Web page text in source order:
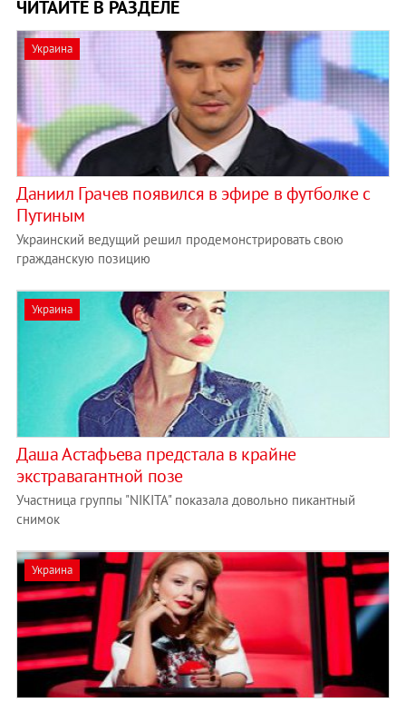
ЧИТАЙТЕ В РАЗДЕЛЕ
Украина
Даниил Грачев появился в эфире в футболке с
Путиным
Украинский ведущий решил продемонстрировать свою
гражданскую позицию
Украина
Даша Астафьева предстала в крайне
экстравагантной позе
Участница группы "NIKITA" показала довольно пикантный
снимок
Украина